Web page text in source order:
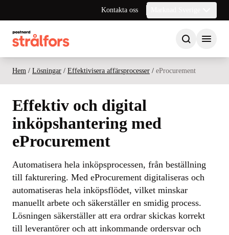
Kontakta oss
Hem / Lösningar / Effektivisera affärsprocesser / eProcurement
Effektiv och digital
inköpshantering med
eProcurement
Automatisera hela inköpsprocessen, från beställning
till fakturering. Med eProcurement digitaliseras och
automatiseras hela inköpsflödet, vilket minskar
manuellt arbete och säkerställer en smidig process.
Lösningen säkerställer att era ordrar skickas korrekt
till leverantörer och att inkommande ordersvar och